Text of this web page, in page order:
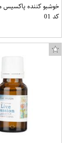
کد 01